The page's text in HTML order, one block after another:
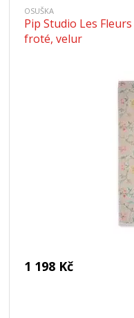
OSUŠKA
Pip Studio Les
froté, velur
1 198 Kč